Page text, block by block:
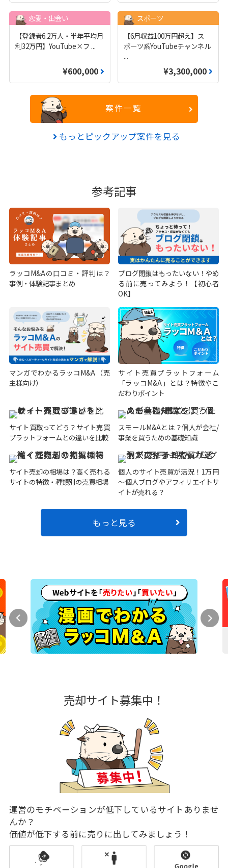
恋愛・出会い
【登録者6.2万人・半年平均月
利32万円】YouTube×フ ...
¥600,000
スポーツ
【6月収益100万円超え】ス
ポーツ系YouTubeチャンネル
...
¥3,300,000
案件一覧
もっとピックアップ案件を見る
参考記事
ラッコM&Aの口コミ・評判は？
事例・体験記事まとめ
ブログ閉鎖はもったいない！やめ
る前に売ってみよう！【初心者
OK】
マンガでわかるラッコM&A（売
主様向け）
サイト売買プラットフォーム
「ラッコM&A」とは？特徴やこ
だわりポイント
サイト買取ってどう？サイト売買
プラットフォームとの違いを比較
スモールM&Aとは？個人が会社/
事業を買うための基礎知識
サイト売却の相場は？高く売れる
サイトの特徴・種類別の売買相場
個人のサイト売買が活況！1万円
～個人ブログやアフィリエイトサ
イトが売れる？
もっと見る
売却サイト募集中！
運営のモチベーションが低下しているサイトありませ
んか？
価値が低下する前に売りに出してみましょう！